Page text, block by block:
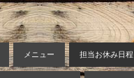
メニュー 担当お休み日程